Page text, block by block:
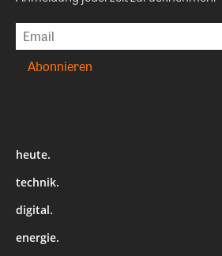
heute.
technik.
digital.
energie.